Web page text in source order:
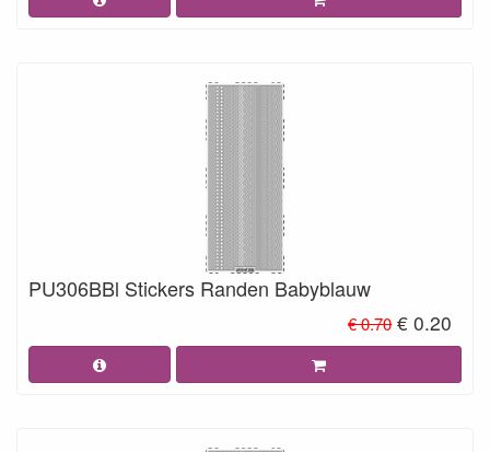
PU306BBl Stickers Randen Babyblauw
€ 0.70 € 0.20